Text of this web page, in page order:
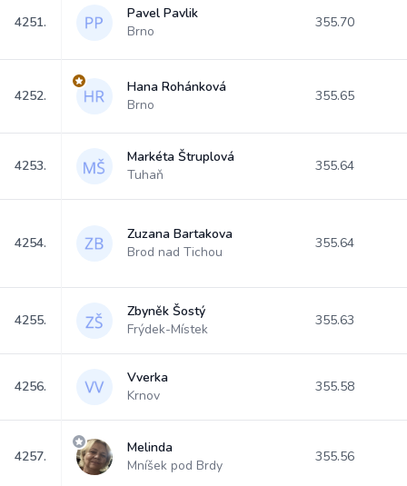
4251.
Pavel Pavlik
Brno
355.70
4252.
Hana Rohánková
Brno
355.65
4253.
Markéta Štruplová
Tuhaň
355.64
4254.
Zuzana Bartakova
Brod nad Tichou
355.64
4255.
Zbyněk Šostý
Frýdek-Místek
355.63
4256.
Vverka
Krnov
355.58
4257.
Melinda
Mníšek pod Brdy
355.56